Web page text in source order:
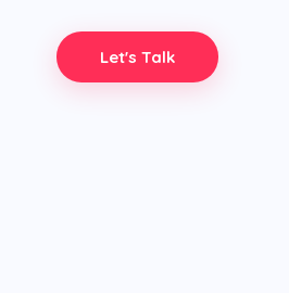
Let's Talk